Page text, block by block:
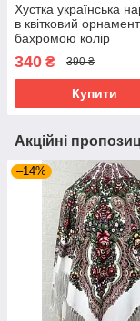
Хустка українська
в квітковий
бахромою колір
340 ₴ 390 ₴
Купити
Акційні
–14%